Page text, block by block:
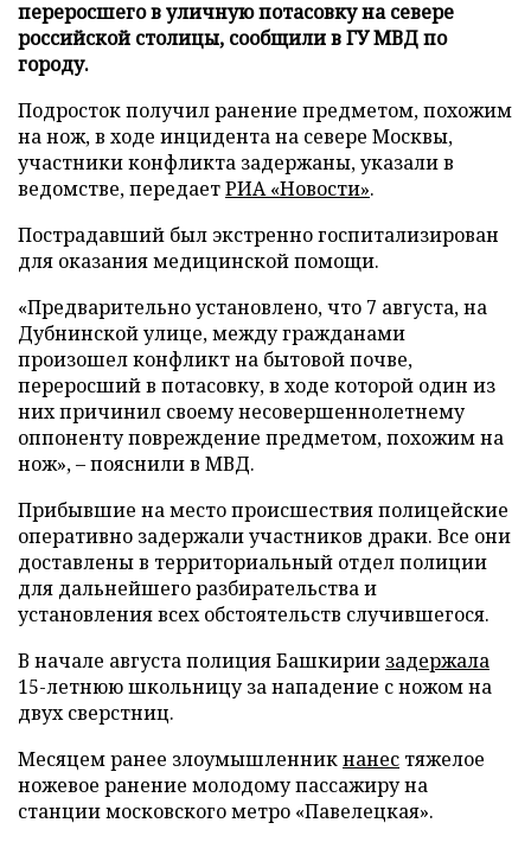
переросшего в уличную потасовку на севере
российской столицы, сообщили в ГУ МВД по
городу.
Подросток получил ранение предметом, похожим
на нож, в ходе инцидента на севере Москвы,
участники конфликта задержаны, указали в
ведомстве, передаетРИА «Новости».
Пострадавший был экстренно госпитализирован
для оказания медицинской помощи.
«Предварительно установлено, что 7 августа, на
Дубнинской улице, между гражданами
произошел конфликт на бытовой почве,
переросший в потасовку, в ходе которой один из
них причинил своему несовершеннолетнему
оппоненту повреждение предметом, похожим на
нож», – пояснили в МВД.
Прибывшие на место происшествия полицейские
оперативно задержали участников драки. Все они
доставлены в территориальный отдел полиции
для дальнейшего разбирательства и
установления всех обстоятельств случившегося.
В начале августа полиция Башкирии задержала
15-летнюю школьницу за нападение с ножом на
двух сверстниц.
Месяцем ранее злоумышленникнанес тяжелое
ножевое ранение молодому пассажиру на
станции московского метро «Павелецкая».